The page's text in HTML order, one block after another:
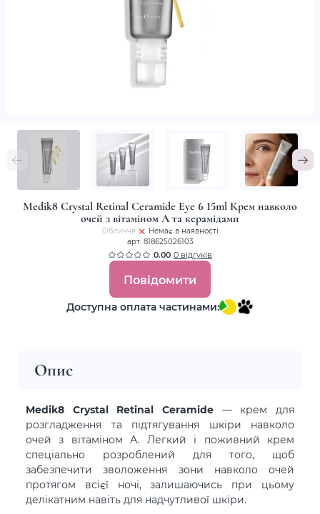
Medik8 Crystal Retinal Ceramide Eye 6 15ml Крем навколо
очей з вітаміном А та керамідами
Обличчя
Немає в наявності
арт. 818625026103
0.00 0 відгуків
Повідомити
Доступна оплата частинами:
Опис
Medik8 Crystal Retinal Ceramide — крем для
розгладження та підтягування шкіри навколо
очей з вітаміном А. Легкий і поживний крем
спеціально розроблений для того, щоб
забезпечити зволоження зони навколо очей
протягом всієї ночі, залишаючись при цьому
делікатним навіть для надчутливої шкіри.